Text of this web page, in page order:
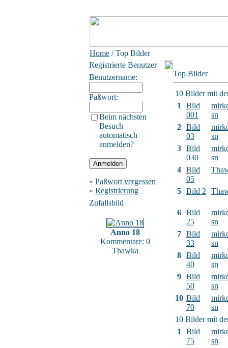
Home / Top Bilder
Registrierte Benutzer
Benutzername:
Paßwort:
Beim nächsten
Besuch
automatisch
anmelden?
» Paßwort vergessen
» Registrierung
Zufallsbild
Anno 18
Kommentare: 0
Thawka
Top Bilder
10 Bilder mit
1
Bild
001
sn
2 Bild
03
sn
3 Bild
030
sn
4 Bild
05
5 Bild 2
6 Bild
25
sn
7 Bild
33
sn
8 Bild
40
sn
9 Bild
50
sn
10 Bild
70
sn
10 Bilder mit
1
Bild
75
sn